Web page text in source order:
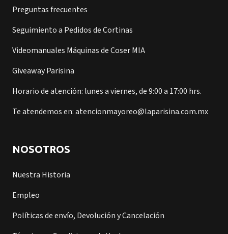
Preguntas frecuentes
Seguimiento a Pedidos de Cortinas
Videomanuales Máquinas de Coser MIA
Giveaway Parisina
Horario de atención: lunes a viernes, de 9:00 a 17:00 hrs.
Te atendemos en: atencionmayoreo@laparisina.com.mx
NOSOTROS
Nuestra Historia
Empleo
Políticas de envío, Devolución y Cancelación